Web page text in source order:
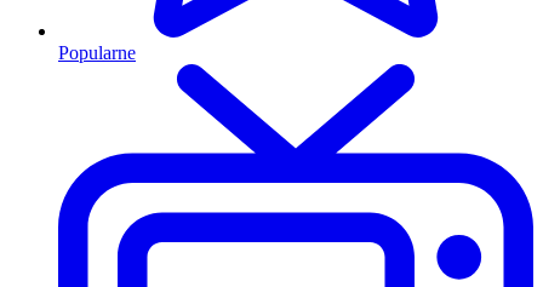
Popularne